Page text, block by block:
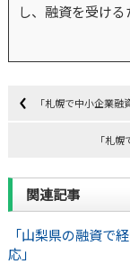
し、融資を受ける
「札幌で中小企業
「札
関連記事
「山梨県の融資で
応」